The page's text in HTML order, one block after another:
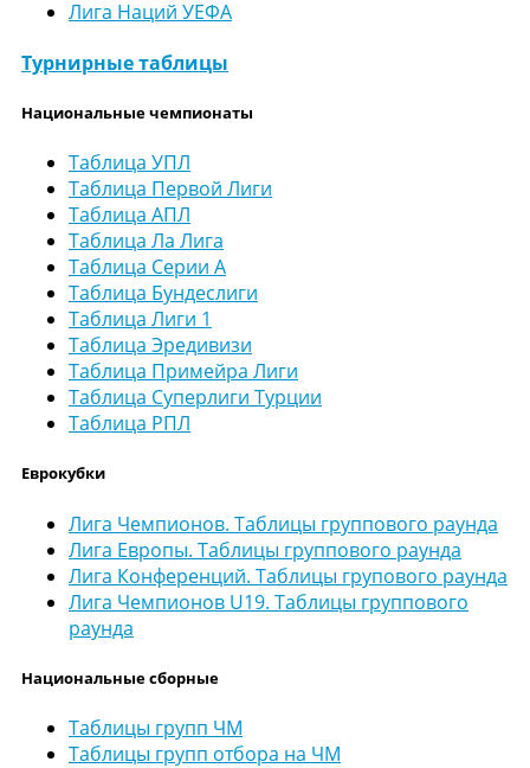
Лига Наций УЕФА
Турнирные таблицы
Национальные чемпионаты
Таблица УПЛ
Таблица Первой Лиги
Таблица АПЛ
Таблица Ла Лига
Таблица Серии А
Таблица Бундеслиги
Таблица Лиги 1
Таблица Эредивизи
Таблица Примейра Лиги
Таблица Суперлиги Турции
Таблица РПЛ
Еврокубки
Лига Чемпионов. Таблицы группового раунда
Лига Европы. Таблицы группового раунда
Лига Конференций. Таблицы групового раунда
Лига Чемпионов U19. Таблицы группового
раунда
Национальные сборные
Таблицы групп ЧМ
Таблицы групп отбора на ЧМ